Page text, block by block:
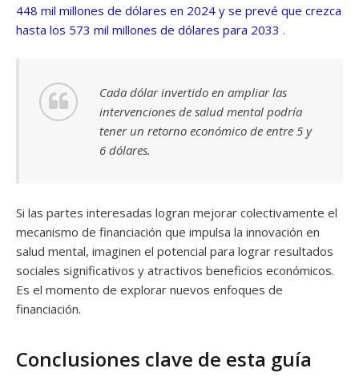
448 mil millones de dólares en 2024 y se prevé que crezca
hasta los 573 mil millones de dólares para 2033 .
Cada dólar invertido en ampliar las
intervenciones de salud mental podría
tener un retorno económico de entre 5 y
6 dólares.
Si las partes interesadas logran mejorar colectivamente el
mecanismo de financiación que impulsa la innovación en
salud mental, imaginen el potencial para lograr resultados
sociales significativos y atractivos beneficios económicos.
Es el momento de explorar nuevos enfoques de
financiación.
Conclusiones clave de esta guía